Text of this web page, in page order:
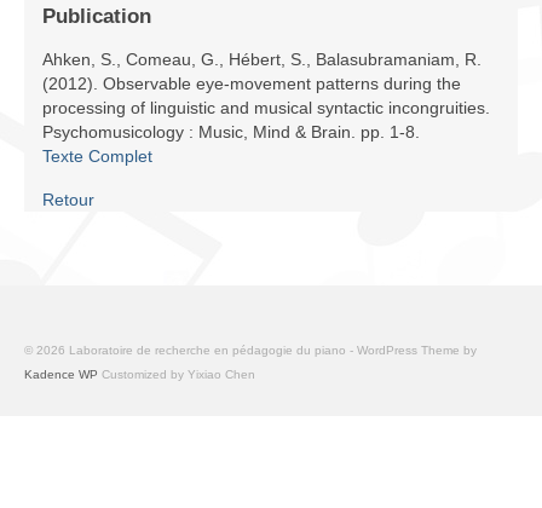
Publications
Ressources
Publication
Ahken, S., Comeau, G., Hébert, S., Balasubramaniam, R.
(2012). Observable eye-movement patterns during the
processing of linguistic and musical syntactic incongruities.
Psychomusicology : Music, Mind & Brain. pp. 1-8.
Texte Complet
Retour
© 2026 Laboratoire de recherche en pédagogie du piano - WordPress Theme by
Kadence WP Customized by Yixiao Chen